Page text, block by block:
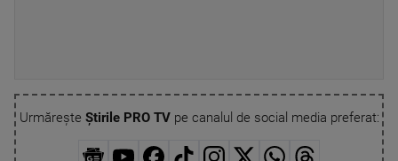
Urmărește Știrile PRO TVpe canalul de social media preferat: